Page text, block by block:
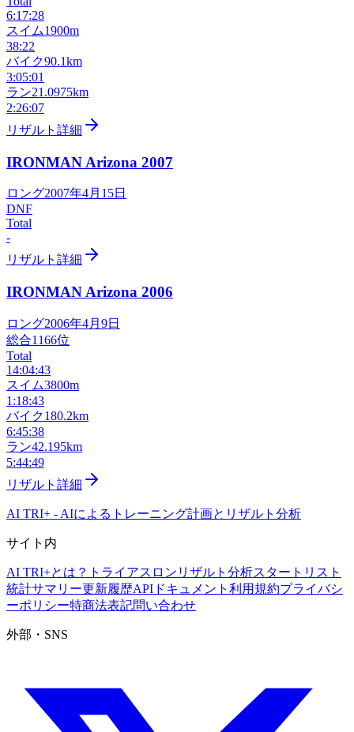
6:17:28
スイム1900m
38:22
バイク90.1km
3:05:01
ラン21.0975km
2:26:07
リザルト詳細
IRONMAN Arizona 2007
ロング2007年4月15日
DNF
Total
-
リザルト詳細
IRONMAN Arizona 2006
ロング2006年4月9日
総合1166位
Total
14:04:43
スイム3800m
1:18:43
バイク180.2km
6:45:38
ラン42.195km
5:44:49
リザルト詳細
AI TRI+ - AIによるトレーニング計画とリザルト分析
サイト内
AI TRI+とは？ トライアスロンリザルト分析スタートリスト
統計サマリー更新履歴APIドキュメント 利用規約プライバシ
ーポリシー特商法表記問い合わせ
外部・SNS